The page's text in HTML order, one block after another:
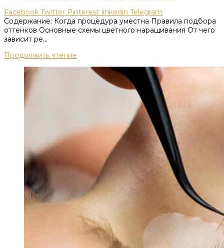
Facebook Twitter Pinterest linkedin Telegram
Содержание: Когда процедура уместна Правила подбора
оттенков Основные схемы цветного наращивания От чего
зависит ре...
Продолжить чтение